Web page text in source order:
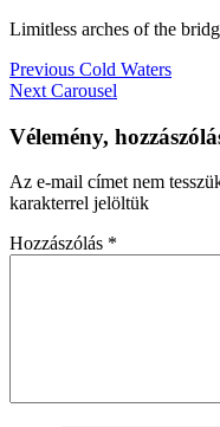
Limitless arches of the
Bejegyzés
navigáció
Previous Previous
post:
Cold Waters
Next Next
Carousel
Vélemény,
Az e-mail címet nem
karakterrel jelöltük
Hozzászólás *